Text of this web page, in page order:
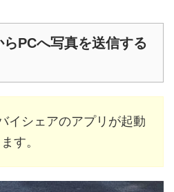
PCへ写真を送信する
イシェアのアプリが起動
す。